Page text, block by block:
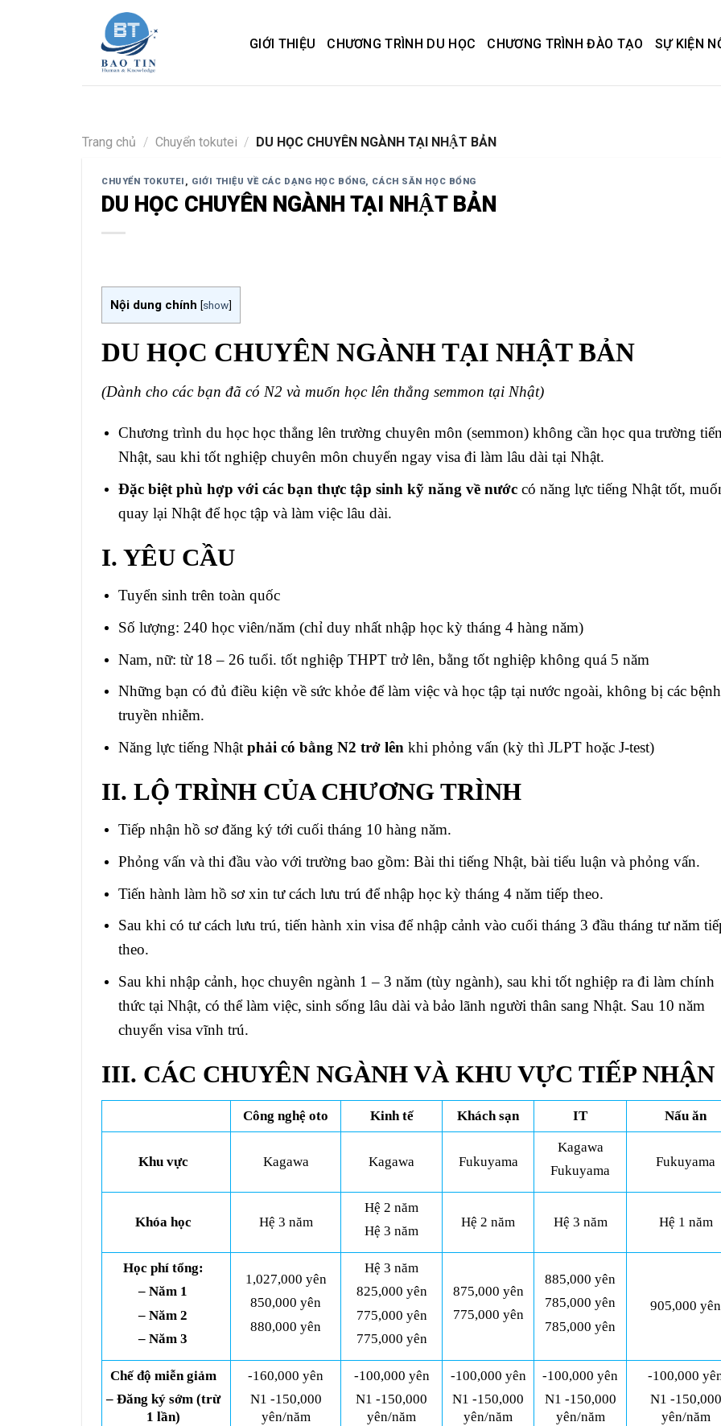
GIỚI THIỆU CHƯƠNG TRÌNH DU HỌC CHƯƠNG TRÌNH ĐÀO TẠO SỰ KIỆN
Trang chủ / Chuyển tokutei / DU HỌC CHUYÊN NGÀNH TẠI NHẬT BẢN
CHUYỂN TOKUTEI , GIỚI THIỆU VỀ CÁC DẠNG HỌC BỔNG, CÁCH SĂN HỌC BỔNG
DU HỌC CHUYÊN NGÀNH TẠI NHẬT BẢN
Nội dung chính [show]
DU HỌC CHUYÊN NGÀNH TẠI NHẬT BẢN
(Dành cho các bạn đã có N2 và muốn học lên thẳng semmon tại Nhật)
Chương trình du học học thẳng lên trường chuyên môn (semmon) không cần học qua trường
Nhật, sau khi tốt nghiệp chuyên môn chuyển ngay visa đi làm lâu dài tại Nhật.
Đặc biệt phù hợp với các bạn thực tập sinh kỹ năng về nướccó năng lực tiếng Nhật tốt,
quay lại Nhật để học tập và làm việc lâu dài.
I. YÊU CẦU
Tuyển sinh trên toàn quốc
Số lượng: 240 học viên/năm (chỉ duy nhất nhập học kỳ tháng 4 hàng năm)
Nam, nữ: từ 18 – 26 tuổi. tốt nghiệp THPT trở lên, bằng tốt nghiệp không quá 5 năm
Những bạn có đủ điều kiện về sức khỏe để làm việc và học tập tại nước ngoài, không bị các bệnh
truyền nhiễm.
Năng lực tiếng Nhật phải có bằng N2 trở lên khi phỏng vấn (kỳ thì JLPT hoặc J-test)
II. LỘ TRÌNH CỦA CHƯƠNG TRÌNH
Tiếp nhận hồ sơ đăng ký tới cuối tháng 10 hàng năm.
Phỏng vấn và thi đầu vào với trường bao gồm: Bài thi tiếng Nhật, bài tiểu luận và phỏng vấn.
Tiến hành làm hồ sơ xin tư cách lưu trú để nhập học kỳ tháng 4 năm tiếp theo.
Sau khi có tư cách lưu trú, tiến hành xin visa để nhập cảnh vào cuối tháng 3 đầu tháng tư năm
theo.
Sau khi nhập cảnh, học chuyên ngành 1 – 3 năm (tùy ngành), sau khi tốt nghiệp ra đi làm chính
thức tại Nhật, có thể làm việc, sinh sống lâu dài và bảo lãnh người thân sang Nhật. Sau 10 năm
chuyển visa vĩnh trú.
III. CÁC CHUYÊN NGÀNH VÀ KHU VỰC TIẾP NHẬN
Công nghệ oto Kinh tế Khách sạn IT Nấu ăn
Khu vực Kagawa Kagawa Fukuyama
Kagawa
Fukuyama
Fukuyama
Khóa học Hệ 3 năm
Hệ 2 năm
Hệ 3 năm
Hệ 2 năm Hệ 3 năm Hệ 1 năm
Học phí tổng:
– Năm 1
– Năm 2
– Năm 3
1,027,000 yên
850,000 yên
880,000 yên
Hệ 3 năm
825,000 yên
775,000 yên
775,000 yên
875,000 yên
775,000 yên
885,000 yên
785,000 yên
785,000 yên
905,000 yên
Chế độ miễn giảm
– Đăng ký sớm (trừ
1 lần)
-160,000 yên
N1 -150,000
yên/năm
-100,000 yên
N1 -150,000
yên/năm
-100,000 yên
N1 -150,000
yên/năm
-100,000 yên
N1 -150,000
yên/năm
-100,000
N1 -150,000
yên/năm